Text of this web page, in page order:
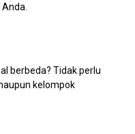
berbeda? Tidak perlu
kelompok